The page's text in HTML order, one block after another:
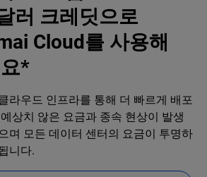
러 크레딧으로
Cloud를 사용해
*
라우드 인프라를 통해 더 빠르게 배포
상치 않은 요금과 종속 현상이 발생
며 모든 데이터 센터의 요금이 투명하
니다.